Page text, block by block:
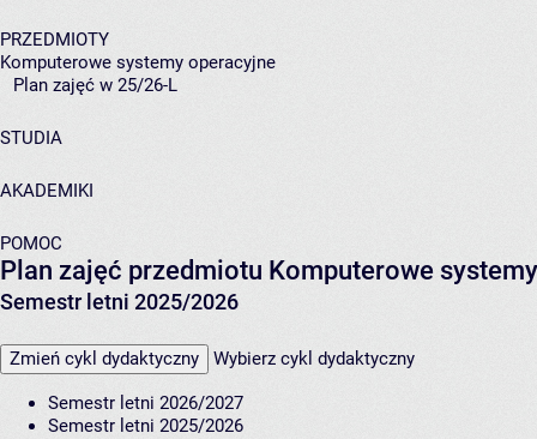
PRZEDMIOTY
Komputerowe systemy operacyjne
Plan zajęć w 25/26-L
STUDIA
AKADEMIKI
POMOC
Plan zajęć przedmiotu Komputerowe
Semestr letni 2025/2026
Zmień cykl dydaktyczny Wybierz cykl dydaktyczny
Semestr letni 2026/2027
Semestr letni 2025/2026